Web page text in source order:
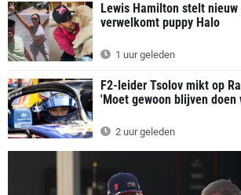
Lewis Hamilton stelt
verwelkomt puppy Halo
1 uur geleden
F2-leider Tsolov mikt op
'Moet gewoon blijven doen
2 uur geleden